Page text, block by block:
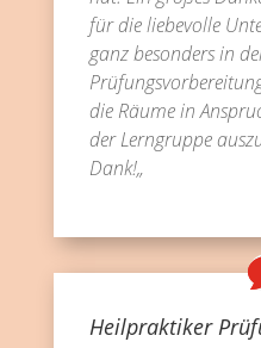
für die liebevolle
ganz besonders in
die Räume in
der Lerngruppe
Dank!„
Heilpraktiker